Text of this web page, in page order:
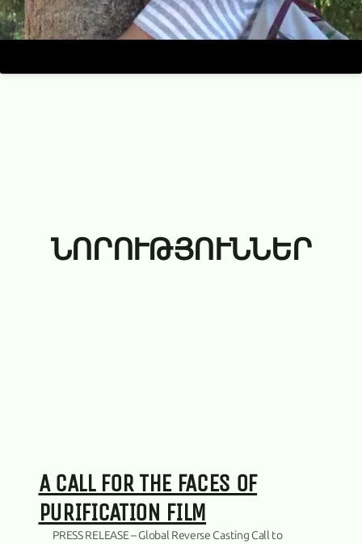
ՆՈՐՈՒԹՅՈՒՆՆԵՐ
A CALL FOR THE FACES OF
PURIFICATION FILM
PRESS RELEASE – Global Reverse Casting Call to